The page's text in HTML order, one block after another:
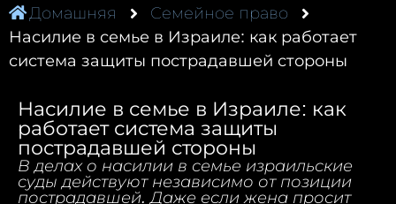
Домашняя
Семейное право
Насилие в семье в Израиле: как работает
система защиты пострадавшей стороны
Насилие в семье в Израиле: как
работает система защиты
пострадавшей стороны
В делах о насилии в семье израильские
суды действуют независимо от позиции
пострадавшей. Даже если жена просит